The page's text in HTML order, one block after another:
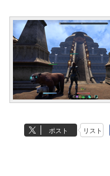
ポスト リスト